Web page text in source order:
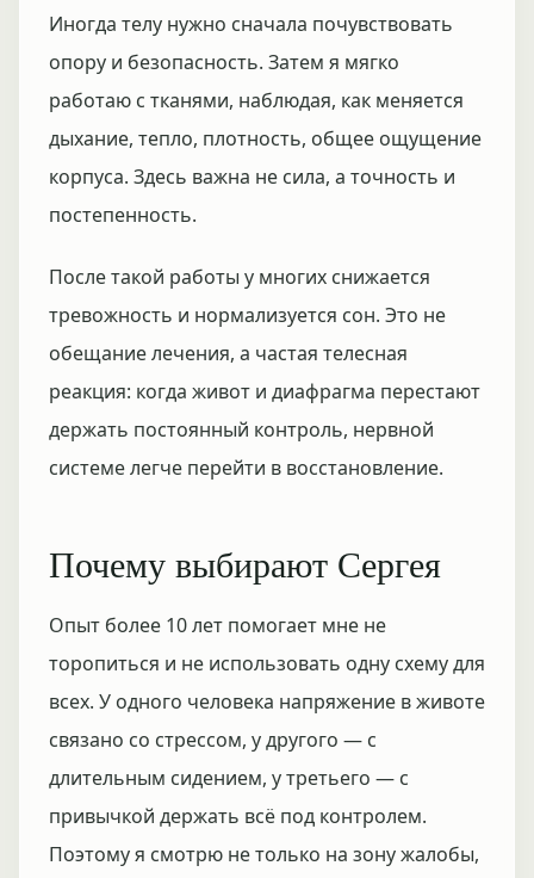
Иногда телу нужно сначала почувствовать
опору и безопасность. Затем я мягко
работаю с тканями, наблюдая, как меняется
дыхание, тепло, плотность, общее ощущение
корпуса. Здесь важна не сила, а точность и
постепенность.
После такой работы у многих снижается
тревожность и нормализуется сон. Это не
обещание лечения, а частая телесная
реакция: когда живот и диафрагма перестают
держать постоянный контроль, нервной
системе легче перейти в восстановление.
Почему выбирают Сергея
Опыт более 10 лет помогает мне не
торопиться и не использовать одну схему для
всех. У одного человека напряжение в животе
связано со стрессом, у другого — с
длительным сидением, у третьего — с
привычкой держать всё под контролем.
Поэтому я смотрю не только на зону жалобы,